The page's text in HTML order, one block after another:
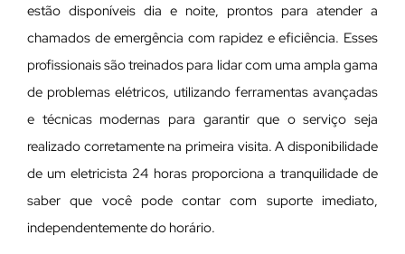
estão disponíveis dia e noite, prontos para atender a
chamados de emergência com rapidez e eficiência. Esses
profissionais são treinados para lidar com uma ampla gama
de problemas elétricos, utilizando ferramentas avançadas
e técnicas modernas para garantir que o serviço seja
realizado corretamente na primeira visita. A disponibilidade
de um eletricista 24 horas proporciona a tranquilidade de
saber que você pode contar com suporte imediato,
independentemente do horário.